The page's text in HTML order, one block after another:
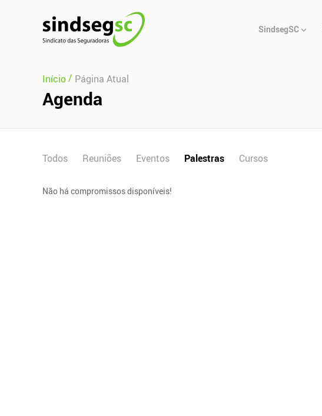
Principal
SindsegSC
Início/ Página Atual
Agenda
Todos Reuniões Eventos Palestras Cursos
Não há compromissos disponíveis!